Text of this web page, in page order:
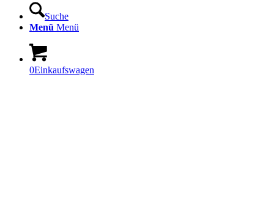
Suche
Menü Menü
0Einkaufswagen